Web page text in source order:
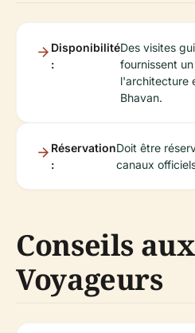
Disponibilité
:
Des visites
fournissent
l'architecture
Bhavan.
Réservation
:
Doit être
canaux
Conseils aux
Voyageurs